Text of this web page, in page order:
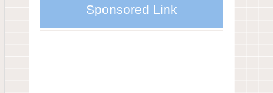
Sponsored Link